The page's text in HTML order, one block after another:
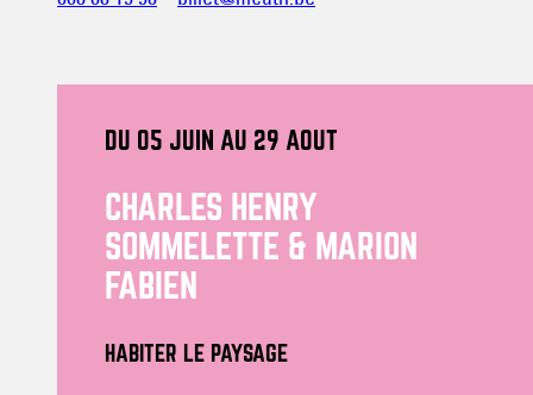
DU 05 JUIN AU 29 AOUT
CHARLES HENRY
SOMMELETTE & MARION
FABIEN
HABITER LE PAYSAGE